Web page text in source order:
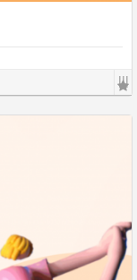
|||